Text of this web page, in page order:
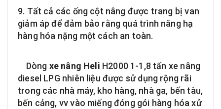
9. Tất cả các ống cột nâng được trang bị van
giảm áp để đảm bảo rằng quá trình nâng hạ
hàng hóa nặng một cách an toàn.
Dòng xe nâng Heli H2000 1-1,8 tấn xe nâng
diesel LPG nhiên liệu được sử dụng rộng rãi
trong các nhà máy, kho hàng, nhà ga, bến tàu,
bến cảng, vv vào miếng đóng gói hàng hóa xử